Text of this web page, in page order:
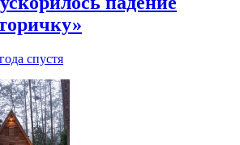
спустя